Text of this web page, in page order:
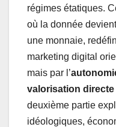
régimes étatiques.
où la donnée
une monnaie,
marketing digital
mais par l’
valorisation
deuxième partie
idéologiques,